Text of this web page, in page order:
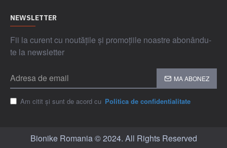
NEWSLETTER
Fii la curent cu noutățile și promoțiile noastre abonându-
te la newsletter
MA ABONEZ
Am citit și sunt de acord cu Politica de confidentialitate
Bionike Romania © 2024. All Rights Reserved